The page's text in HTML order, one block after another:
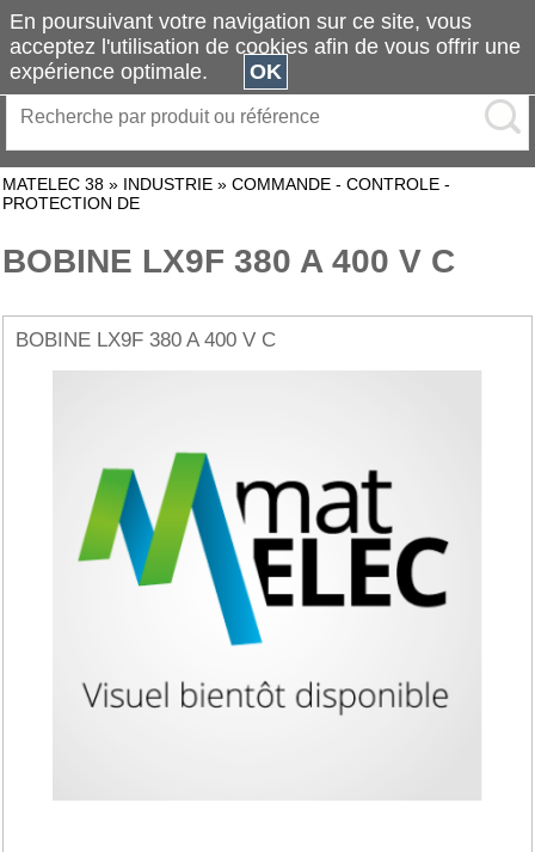
MATELEC 38 » INDUSTRIE » COMMANDE - CONTROLE -
PROTECTION DE
BOBINE LX9F 380 A 400 V C
BOBINE LX9F 380 A 400 V C
En poursuivant votre navigation sur ce site, vous
acceptez l'utilisation de cookies afin de vous offrir une
expérience optimale.
OK